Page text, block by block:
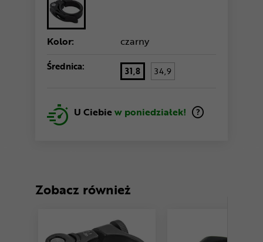
Kolor: czarny
Średnica: 31,8 34,9
U Ciebiew poniedziałek!
Zobacz również